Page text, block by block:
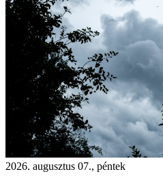
2026. augusztus 07., péntek